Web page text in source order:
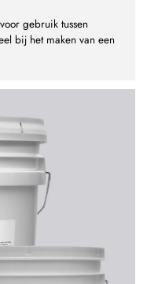
gebruik tussen
bij het maken van een